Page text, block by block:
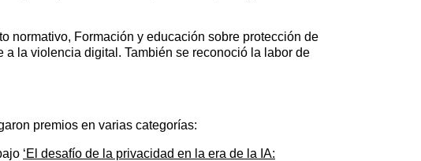
normativo, Formación y educación sobre protección de
a la violencia digital. También se reconoció la labor de
premios en varias categorías:
‘El desafío de la privacidad en la era de la IA: